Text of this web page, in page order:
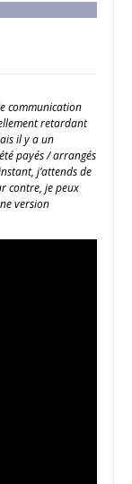
communication
retardant
il y a un
payés / arrangés
j’attends de
contre, je peux
version